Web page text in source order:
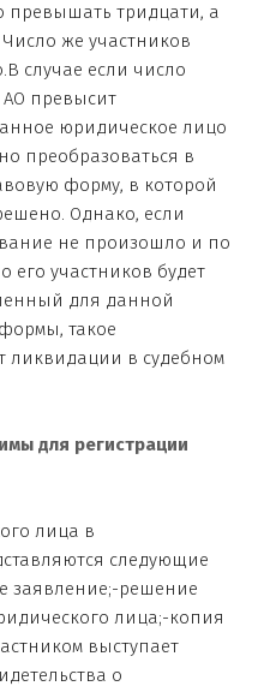
превышать тридцати, а
же участников
случае если число
превысит
юридическое лицо
преобразоваться в
форму, в которой
Однако, если
не произошло и по
его участников будет
для данной
такое
ликвидации в судебном
для регистрации
лица в
следующие
заявление;-решение
лица;-копия
выступает
о